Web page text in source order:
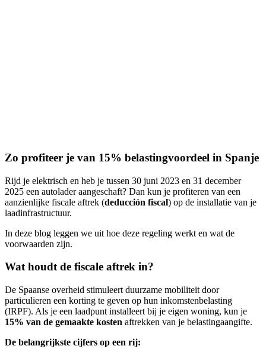
Zo profiteer je van 15% belastingvoordeel in Spanje
Rijd je elektrisch en heb je tussen 30 juni 2023 en 31 december
2025 een autolader aangeschaft? Dan kun je profiteren van een
aanzienlijke fiscale aftrek (deducción fiscal) op de installatie van je
laadinfrastructuur.
In deze blog leggen we uit hoe deze regeling werkt en wat de
voorwaarden zijn.
Wat houdt de fiscale aftrek in?
De Spaanse overheid stimuleert duurzame mobiliteit door
particulieren een korting te geven op hun inkomstenbelasting
(IRPF). Als je een laadpunt installeert bij je eigen woning, kun je
15% van de gemaakte kosten aftrekken van je belastingaangifte.
De belangrijkste cijfers op een rij: